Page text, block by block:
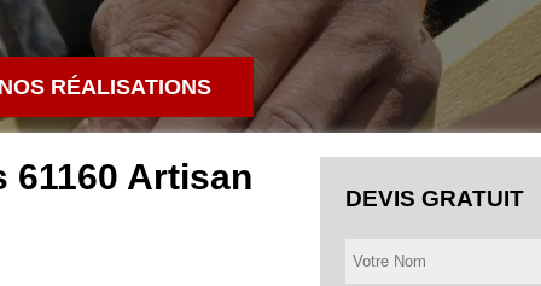
RÉALISATIONS
61160 Artisan
DEVIS GRATUIT